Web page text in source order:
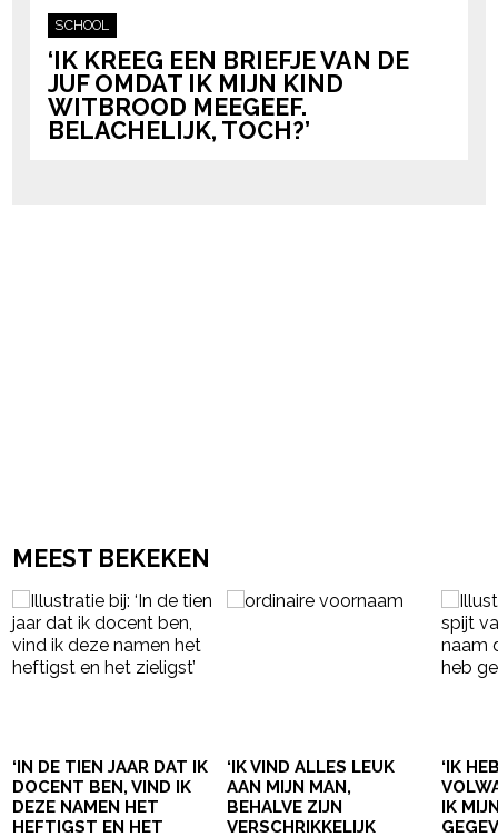
SCHOOL
‘IK KREEG EEN BRIEFJE VAN DE
JUF OMDAT IK MIJN KIND
WITBROOD MEEGEEF.
BELACHELIJK, TOCH?’
MEEST BEKEKEN
‘IN DE TIEN JAAR DAT IK
DOCENT BEN, VIND IK
DEZE NAMEN HET
HEFTIGST EN HET
‘IK VIND ALLES LEUK
AAN MIJN MAN,
BEHALVE ZIJN
VERSCHRIKKELIJK
‘IK
IK